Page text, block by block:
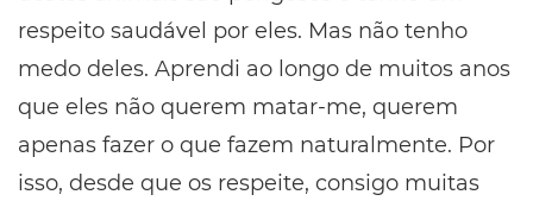
respeito saudável por eles. Mas não tenho
medo deles. Aprendi ao longo de muitos anos
que eles não querem matar-me, querem
apenas fazer o que fazem naturalmente. Por
isso, desde que os respeite, consigo muitas